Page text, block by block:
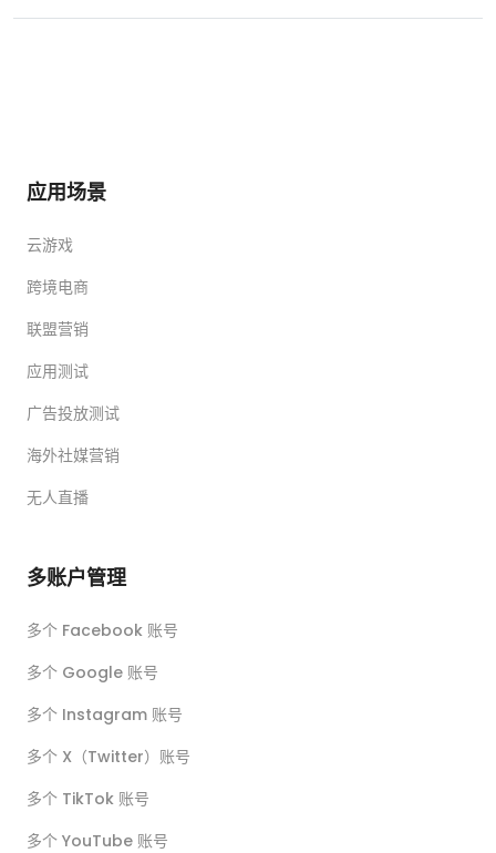
应用场景
云游戏
跨境电商
联盟营销
应用测试
广告投放测试
海外社媒营销
无人直播
多账户管理
多个 Facebook 账号
多个 Google 账号
多个 Instagram 账号
多个 X（Twitter）账号
多个 TikTok 账号
多个 YouTube 账号